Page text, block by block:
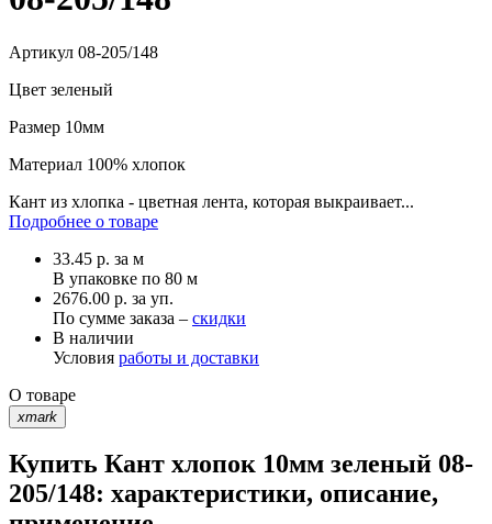
Артикул 08-205/148
Цвет зеленый
Размер 10мм
Материал 100% хлопок
Кант из хлопка - цветная лента, которая выкраивает...
Подробнее о товаре
33.45 р. за м
В упаковке по 80 м
2676.00 р. за уп.
По сумме заказа – скидки
В наличии
Условия работы и доставки
О товаре
xmark
Купить Кант хлопок 10мм зеленый 08-
205/148: характеристики, описание,